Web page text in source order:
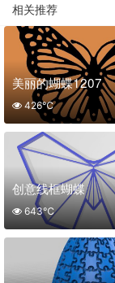
相关推荐
美丽的蝴蝶1207
426℃
创意线框蝴蝶
643℃